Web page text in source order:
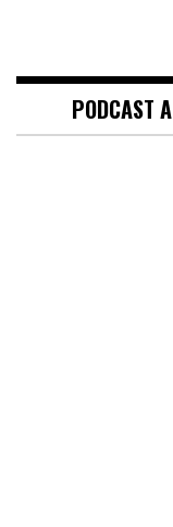
PODCAST